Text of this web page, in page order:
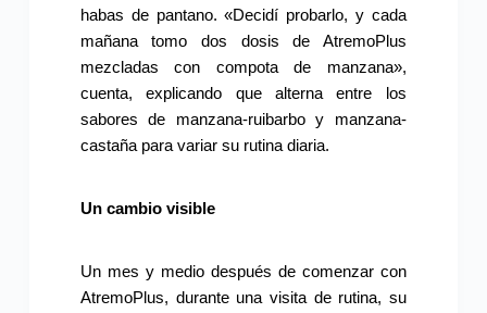
habas de pantano. «Decidí probarlo, y cada
mañana tomo dos dosis de AtremoPlus
mezcladas con compota de manzana»,
cuenta, explicando que alterna entre los
sabores de manzana-ruibarbo y manzana-
castaña para variar su rutina diaria.
Un cambio visible
Un mes y medio después de comenzar con
AtremoPlus, durante una visita de rutina, su